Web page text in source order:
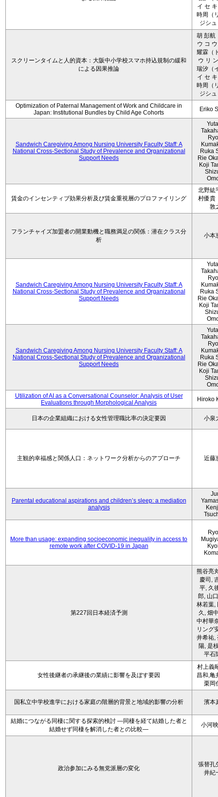
イ セ
時周（
ジシ
スクリーンタイムと人的資本：大阪中小学校スマホ持込規制の緩和
による因果推論
胡 彭航
ウ コ
耀霖（
ウ リ
瑞汐（
イ セ
時周（
ジシ
Optimization of Paternal Management of Work and Childcare in
Japan: Institutional Bundles by Child Age Cohorts
Eriko
Sandwich Caregiving Among Nursing University Faculty Staff: A
National Cross-Sectional Study of Prevalence and Organizational
Support Needs
Ruka
Rie
Koji
賃金のインセンティブ効果分析及び賃金重視層のプロファイリング
北野紘
村優貴
敦
フランチャイズ加盟者の開業動機と職務満足の関係：潜在クラス分
析
小本
Sandwich Caregiving Among Nursing University Faculty Staff: A
National Cross-Sectional Study of Prevalence and Organizational
Support Needs
Ruka
Rie
Koji
Sandwich Caregiving Among Nursing University Faculty Staff: A
National Cross-Sectional Study of Prevalence and Organizational
Support Needs
Ruka
Rie
Koji
Utilization of AI as a Conversational Counselor: Analysis of User
Evaluations through Morphological Analysis
Hiroko
日本の企業組織における女性管理職比率の決定要因 小泉
主観的幸福感と関係人口：ネットワーク分析からのアプローチ 近藤
Parental educational aspirations and children’s sleep: a mediation
analysis
More than usage: expanding socioeconomic inequality in access to
remote work after COVID-19 in Japan
第227回日本経済予測
熊谷亮
慶司,
平, 久
郎, 山
林若葉,
久, 畑
中村華
リング
井希祐,
陽, 是
平石
女性後継者の承継後の業績に影響を及ぼす要因
村上義
昌和,亀
栗岡
国私立中学校進学における家庭の階層的背景と地域的影響の分析 濱本
結婚につながる同棲に関する探索的検討 ―同棲を経て結婚した者と
結婚せず同棲を解消した者との比較―
小河
政治参加にみる無党派層の変化
張替孔
井紀